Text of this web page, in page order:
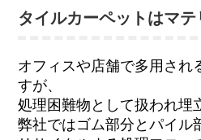
タイルカーペットはマテ
オフィスや店舗で多用され
すが、
処理困難物として扱われ埋
弊社ではゴム部分とパイル